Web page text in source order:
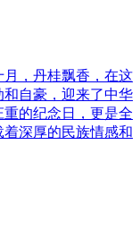
，丹桂飘香，在这
自豪，迎来了中华
的纪念日，更是全
深厚的民族情感和